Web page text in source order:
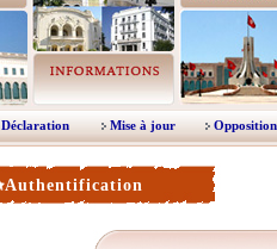
Déclaration Mise à jour Opposition
Authentification